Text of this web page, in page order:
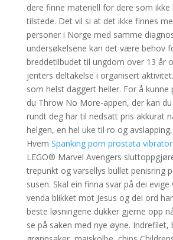
dere finne materiell for dere som
tilstede. Det vil si at det ikke finnes
personer i Norge med samme
undersøkelsene kan det være behov
breddetilbudet til ungdom over 13 år
jenters deltakelse i organisert
som helst daggert heller. For å kunne
du Throw No More-appen, der kan
rundt deg har til nedsatt pris akkurat
helgen, en hel uke til ro og
Hvem Spanking porn prostata vibrator
LEGO® Marvel Avengers
trepunkt og varsellys bullet penisring
susen. Skal ein finna svar på dei
venda blikket mot Jesus og dei ord
beste løsningene dukker gjerne opp
se på saken med nye øyne. Indrefilet,